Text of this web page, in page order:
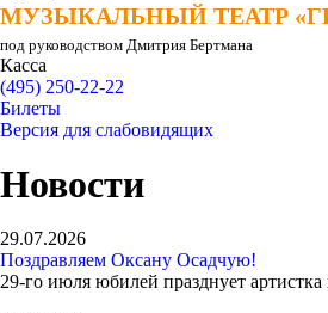
МУЗЫКАЛЬНЫЙ ТЕАТР
МУЗЫКАЛЬНЫЙ ТЕАТР
под руководством Дмитрия Бертмана
Касса
(495) 250-22-22
Билеты
Версия для слабовидящих
Новости
29.07.2026
Поздравляем Оксану Осадчую!
29-го июля юбилей празднует